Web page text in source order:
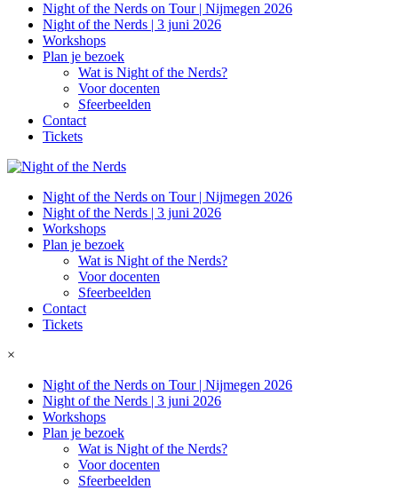
Night of the Nerds on Tour | Nijmegen 2026
Night of the Nerds | 3 juni 2026
Workshops
Plan je bezoek
Wat is Night of the Nerds?
Voor docenten
Sfeerbeelden
Contact
Tickets
Night of the Nerds on Tour | Nijmegen 2026
Night of the Nerds | 3 juni 2026
Workshops
Plan je bezoek
Wat is Night of the Nerds?
Voor docenten
Sfeerbeelden
Contact
Tickets
×
Night of the Nerds on Tour | Nijmegen 2026
Night of the Nerds | 3 juni 2026
Workshops
Plan je bezoek
Wat is Night of the Nerds?
Voor docenten
Sfeerbeelden